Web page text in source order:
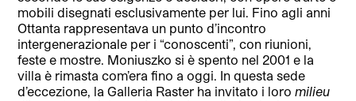
mobili disegnati esclusivamente per lui. Fino agli anni
Ottanta rappresentava un punto d’incontro
intergenerazionale per i “conoscenti”, con riunioni,
feste e mostre. Moniuszko si è spento nel 2001 e la
villa è rimasta com’era fino a oggi. In questa sede
d’eccezione, la Galleria Raster ha invitato i loromilieu